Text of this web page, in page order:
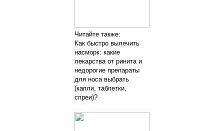
Читайте также:
Как быстро вылечить
насморк: какие
лекарства от ринита и
недорогие препараты
для носа выбрать
(капли, таблетки,
спреи)?